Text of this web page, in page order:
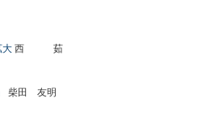
大 西 茹
柴田 友明